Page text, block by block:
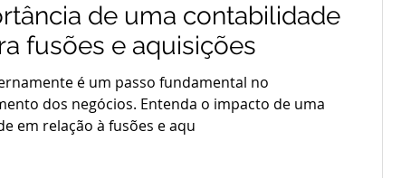
de uma contabilidade
fusões e aquisições
é um passo fundamental no
dos negócios. Entenda o impacto de uma
em relação à fusões e aqu